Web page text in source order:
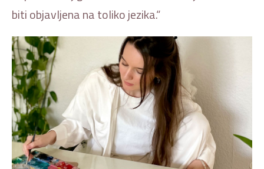
biti objavljena na toliko jezika.“